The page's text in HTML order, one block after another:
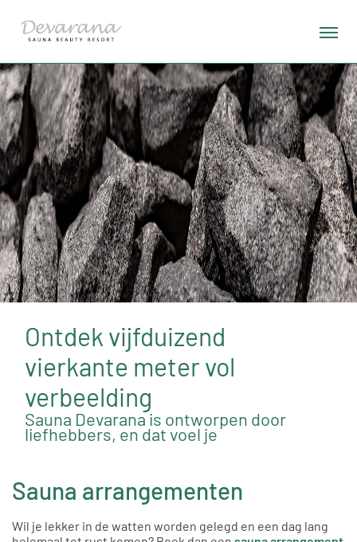
Ontdek vijfduizend
vierkante meter vol
verbeelding
Sauna Devarana is ontworpen door
liefhebbers, en dat voel je
Sauna arrangementen
Wil je lekker in de watten worden gelegd en een dag lang